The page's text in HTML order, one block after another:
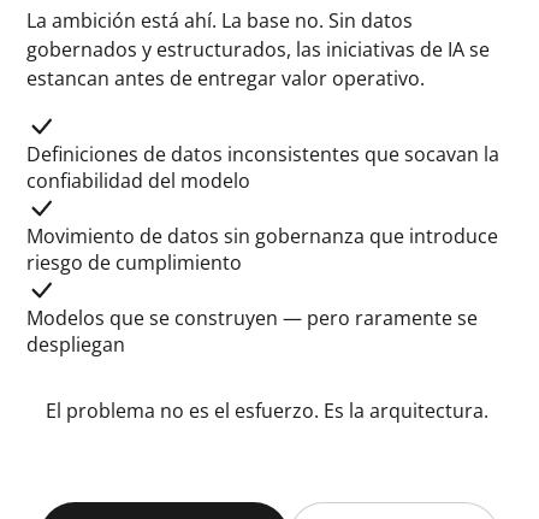
La ambición está ahí. La base no. Sin datos
gobernados y estructurados, las iniciativas de IA se
estancan antes de entregar valor operativo.
Definiciones de datos inconsistentes que socavan la
confiabilidad del modelo
Movimiento de datos sin gobernanza que introduce
riesgo de cumplimiento
Modelos que se construyen — pero raramente se
despliegan
El problema no es el esfuerzo. Es la arquitectura.